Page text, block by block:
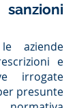
aziende
e
irrogate
presunte